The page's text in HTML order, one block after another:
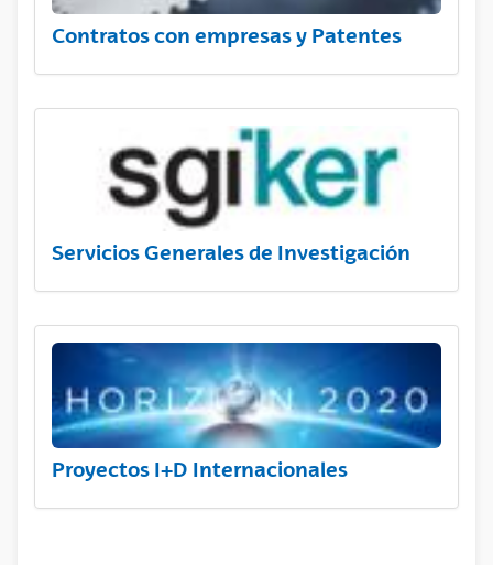
Contratos con empresas y Patentes
Servicios Generales de Investigación
Proyectos I+D Internacionales